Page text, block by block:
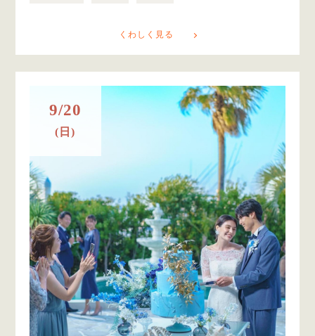
くわしく見る
9/20
(日)